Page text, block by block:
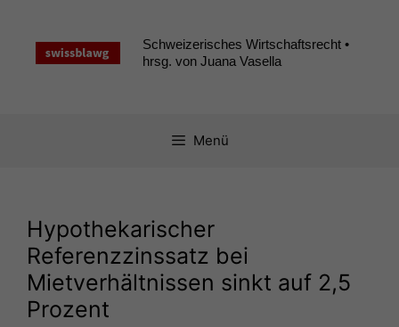
springen
Schweizerisches Wirtschaftsrecht •
hrsg. von Juana Vasella
Menü
Hypothekarischer
Referenzzinssatz bei
Mietverhältnissen sinkt auf 2,5
Prozent